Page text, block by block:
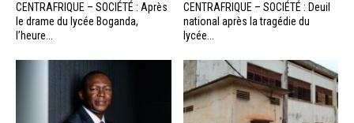
CENTRAFRIQUE – SOCIÉTÉ : Après
le drame du lycée Boganda,
l’heure...
CENTRAFRIQUE – SOCIÉTÉ : Deuil
national après la tragédie du
lycée...